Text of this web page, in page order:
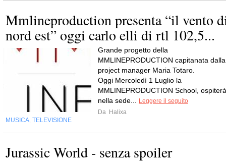
Mmlineproduction presenta “il vento
nord est” oggi carlo elli di rtl 102,5...
Grande progetto della
MMLINEPRODUCTION capitanata dalla
project manager Maria Totaro.
Oggi Mercoledì 1 Luglio la
MMLINEPRODUCTION School, ospiterà
nella sede...
Leggere il seguito
Da Halixa
MUSICA TELEVISIONE
Jurassic World - senza spoiler